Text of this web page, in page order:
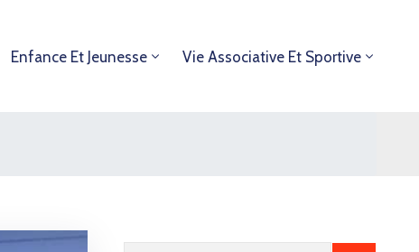
Enfance Et Jeunesse Vie Associative Et Sportive